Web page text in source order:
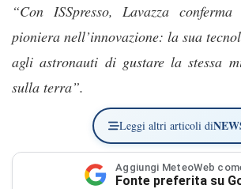
“Con ISSpresso, Lavazza
pioniera nell’innovazione: la sua
agli astronauti di gustare la stessa
sulla terra”.
Leggi altri articoli di
Aggiungi MeteoWeb
Fonte preferita su